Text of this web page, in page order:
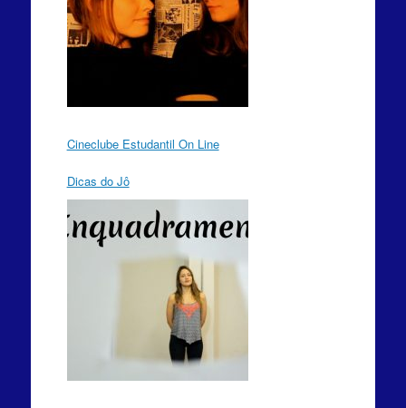
Cineclube Estudantil On Line
Dicas do Jô